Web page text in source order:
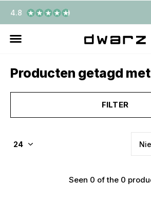
4.8
Producten getagd
FILTER
Seen 0 of the 0